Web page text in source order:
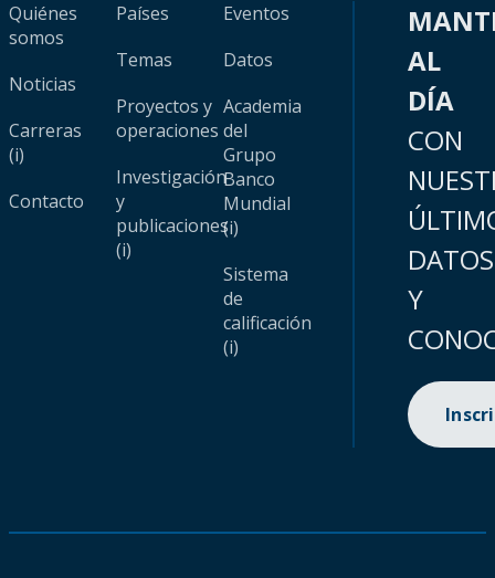
Quiénes
somos
Noticias
Carreras
(i)
Contacto
Países
Temas
Proyectos y
operaciones
Investigación
y
publicaciones
(i)
Eventos
Datos
Academia
del
Grupo
Banco
Mundial
(i)
Sistema
de
calificación
(i)
AL
DÍA
CON
DATOS
Y